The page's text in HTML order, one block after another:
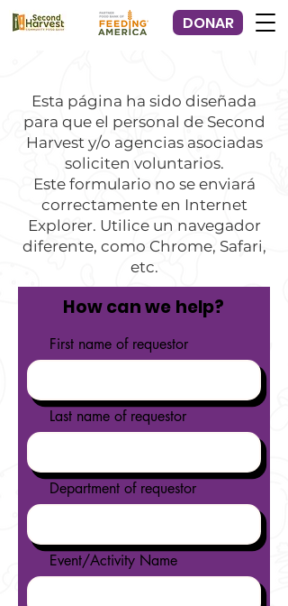
DONAR
Esta página ha sido diseñada
para que el personal de Second
Harvest y/o agencias asociadas
soliciten voluntarios.
Este formulario no se enviará
correctamente en Internet
Explorer. Utilice un navegador
diferente, como Chrome, Safari,
etc.
How can we help?
First name of requestor
Last name of requestor
Department of requestor
Event/Activity Name